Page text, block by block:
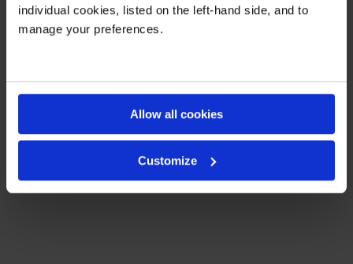
individual cookies, listed on the left-hand side, and to
manage your preferences.
Allow all cookies
Customize